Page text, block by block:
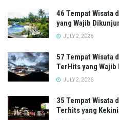
46 Tempat Wisata
yang Wajib
JULY 2, 2026
57 Tempat Wisata
TerHits yang
JULY 2, 2026
35 Tempat Wisata
Terhits yang